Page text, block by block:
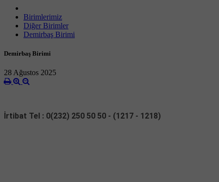
Birimlerimiz
Diğer Birimler
Demirbaş Birimi
Demirbaş Birimi
28 Ağustos 2025
İrtibat Tel : 0(232) 250 50 50 - (1217 - 1218)